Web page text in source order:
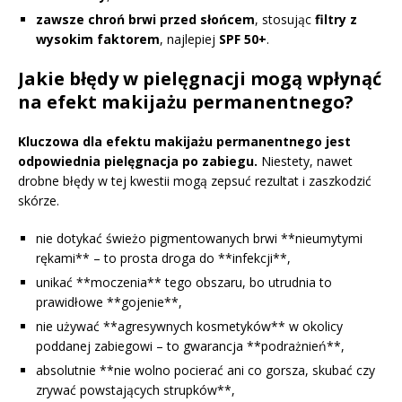
zawsze chroń brwi przed słońcem, stosując filtry z
wysokim faktorem, najlepiej SPF 50+.
Jakie błędy w pielęgnacji mogą wpłynąć
na efekt makijażu permanentnego?
Kluczowa dla efektu makijażu permanentnego jest
odpowiednia pielęgnacja po zabiegu. Niestety, nawet
drobne błędy w tej kwestii mogą zepsuć rezultat i zaszkodzić
skórze.
nie dotykać świeżo pigmentowanych brwi **nieumytymi
rękami** – to prosta droga do **infekcji**,
unikać **moczenia** tego obszaru, bo utrudnia to
prawidłowe **gojenie**,
nie używać **agresywnych kosmetyków** w okolicy
poddanej zabiegowi – to gwarancja **podrażnień**,
absolutnie **nie wolno pocierać ani co gorsza, skubać czy
zrywać powstających strupków**,